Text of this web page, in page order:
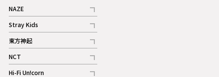
NAZE
記事
Stray Kids
記事
東方神起
記事
NCT
記事
Hi-Fi Un!corn